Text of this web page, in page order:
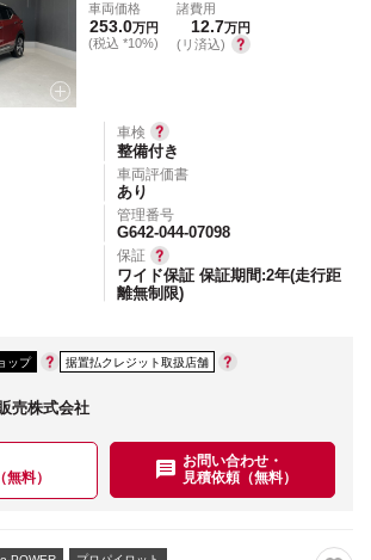
車両価格
253.0万円
(税込 *10%)
諸費用
12.7万円
(リ済込)
車検
整備付き
車両評価書
あり
管理番号
G642-044-07098
保証
ワイド保証 保証期間:2年(走行距
離無制限)
ップ
据置払クレジット取扱店舗
売株式会社
料）
お問い合わせ・
見積依頼（無料）